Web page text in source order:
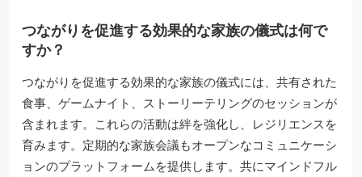
つながりを促進する効果的な家族の儀式は何で
すか？
つながりを促進する効果的な家族の儀式には、共有された
食事、ゲームナイト、ストーリーテリングのセッションが
含まれます。これらの活動は絆を強化し、レジリエンスを
育みます。定期的な家族会議もオープンなコミュニケーシ
ョンのプラットフォームを提供します。共にマインドフル